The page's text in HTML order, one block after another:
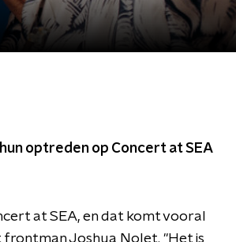
optreden op Concert at SEA
at SEA, en dat komt vooral
Joshua Nolet. "Het is